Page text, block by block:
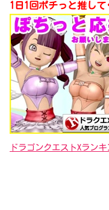
1日1回ポチっと推し
ドラゴンクエストXランキ